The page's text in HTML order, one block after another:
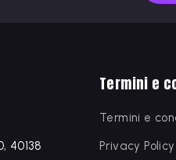
40138
Termini e
Termini e
Privacy Policy